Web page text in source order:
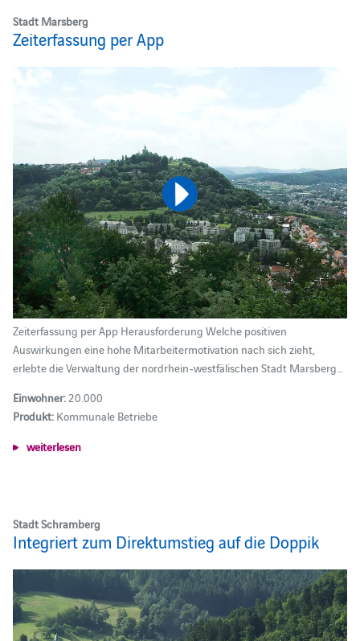
Stadt Marsberg
Zeiterfassung per App
Zeiterfassung per App Herausforderung Welche positiven
Auswirkungen eine hohe Mitarbeitermotivation nach sich zieht,
erlebte die Verwaltung der nordrhein-westfälischen Stadt Marsberg…
Einwohner:20.000
Produkt:Kommunale Betriebe
weiterlesen
Stadt Schramberg
Integriert zum Direktumstieg auf die Doppik